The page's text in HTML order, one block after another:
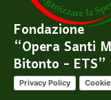
Fondazione
“Opera Santi
Bitonto - ETS”
Privacy Policy